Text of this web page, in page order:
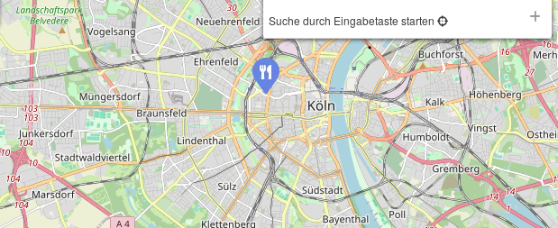
Suche durch Eingabetaste starten